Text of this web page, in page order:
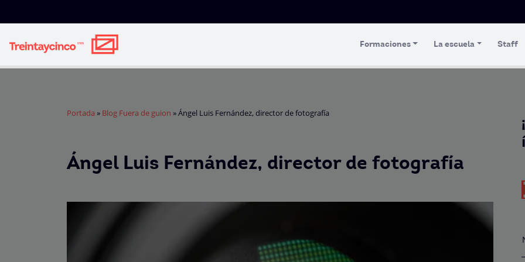
Formaciones La escuela Staff
Portada » Blog Fuera de guion »Ángel Luis Fernández, director de fotografía
Ángel Luis Fernández, director de fotografía